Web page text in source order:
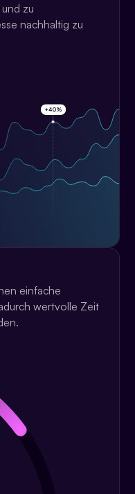
zu
nachhaltig zu
einfache
wertvolle Zeit